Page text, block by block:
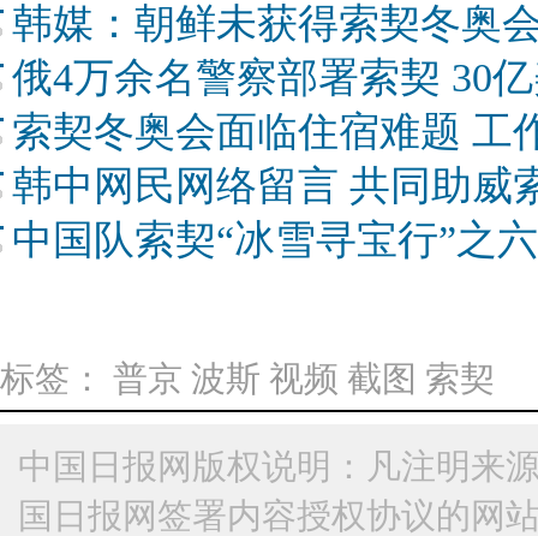
韩媒：朝鲜未获得索契冬奥
俄4万余名警察部署索契 30
索契冬奥会面临住宿难题 工
韩中网民网络留言 共同助威
中国队索契“冰雪寻宝行”之
标签： 普京 波斯 视频 截图 索契
中国日报网版权说明：凡注明来
国日报网签署内容授权协议的网